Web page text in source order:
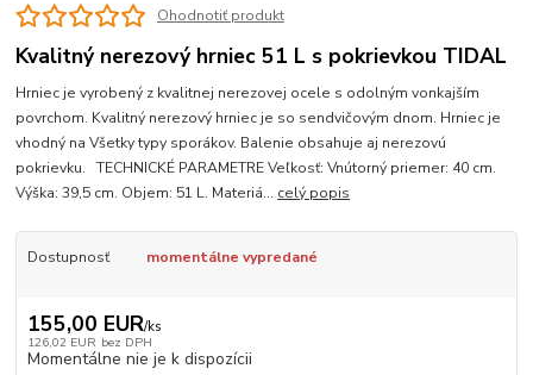
Ohodnotiť produkt
Kvalitný nerezový hrniec 51 L s pokrievkou TIDAL
Hrniec je vyrobený z kvalitnej nerezovej ocele s odolným vonkajším
povrchom. Kvalitný nerezový hrniec je so sendvičovým dnom. Hrniec je
vhodný na Všetky typy sporákov. Balenie obsahuje aj nerezovú
pokrievku. TECHNICKÉ PARAMETRE Veľkosť: Vnútorný priemer: 40 cm.
Výška: 39,5 cm. Objem: 51 L. Materiá... celý popis
Dostupnosť momentálne vypredané
155,00 EUR/ks
126,02 EUR bez DPH
Momentálne nie je k dispozícii